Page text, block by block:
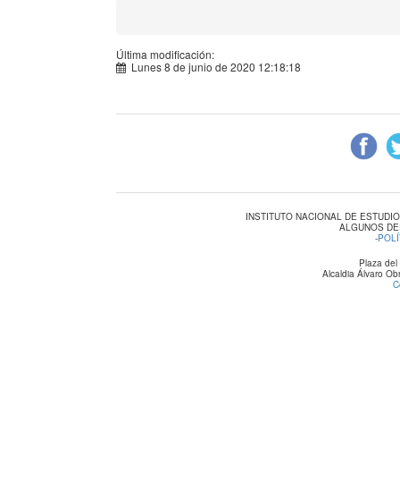
Última modificación:
Lunes 8 de junio de 2020 12:18:18
INSTITUTO NACIONAL DE
ALGUNOS
-
Plaza
Alcaldia Álvaro